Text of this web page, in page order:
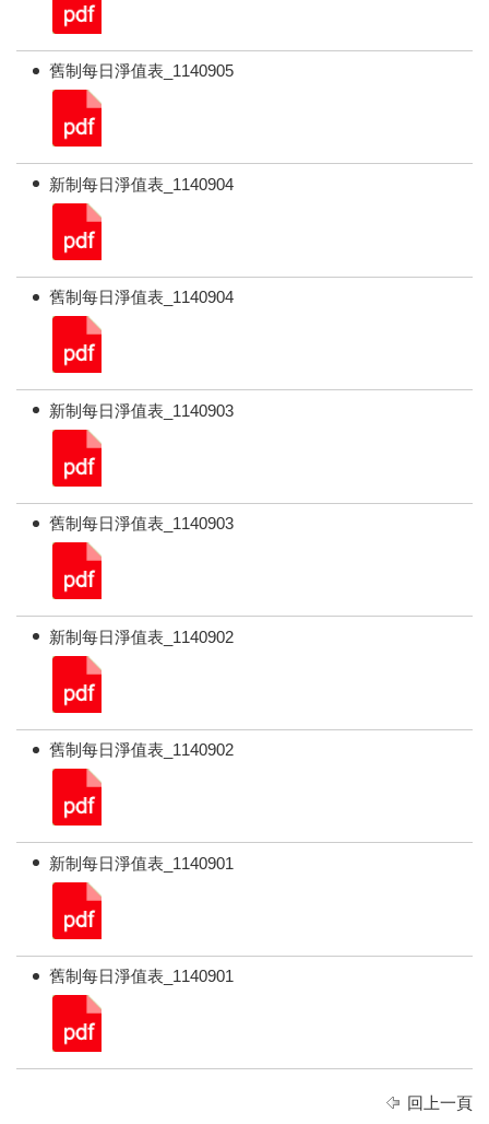
舊制每日淨值表_1140905
新制每日淨值表_1140904
舊制每日淨值表_1140904
新制每日淨值表_1140903
舊制每日淨值表_1140903
新制每日淨值表_1140902
舊制每日淨值表_1140902
新制每日淨值表_1140901
舊制每日淨值表_1140901
回上一頁